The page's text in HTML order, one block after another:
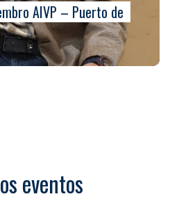
AIVP – Puerto de
eventos